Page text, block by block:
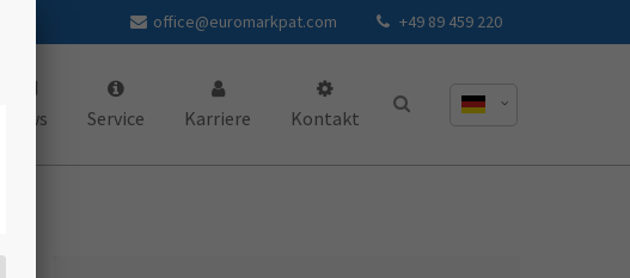
+49 89 459 220
office@euromarkpat.com
News Service Karriere Kontakt